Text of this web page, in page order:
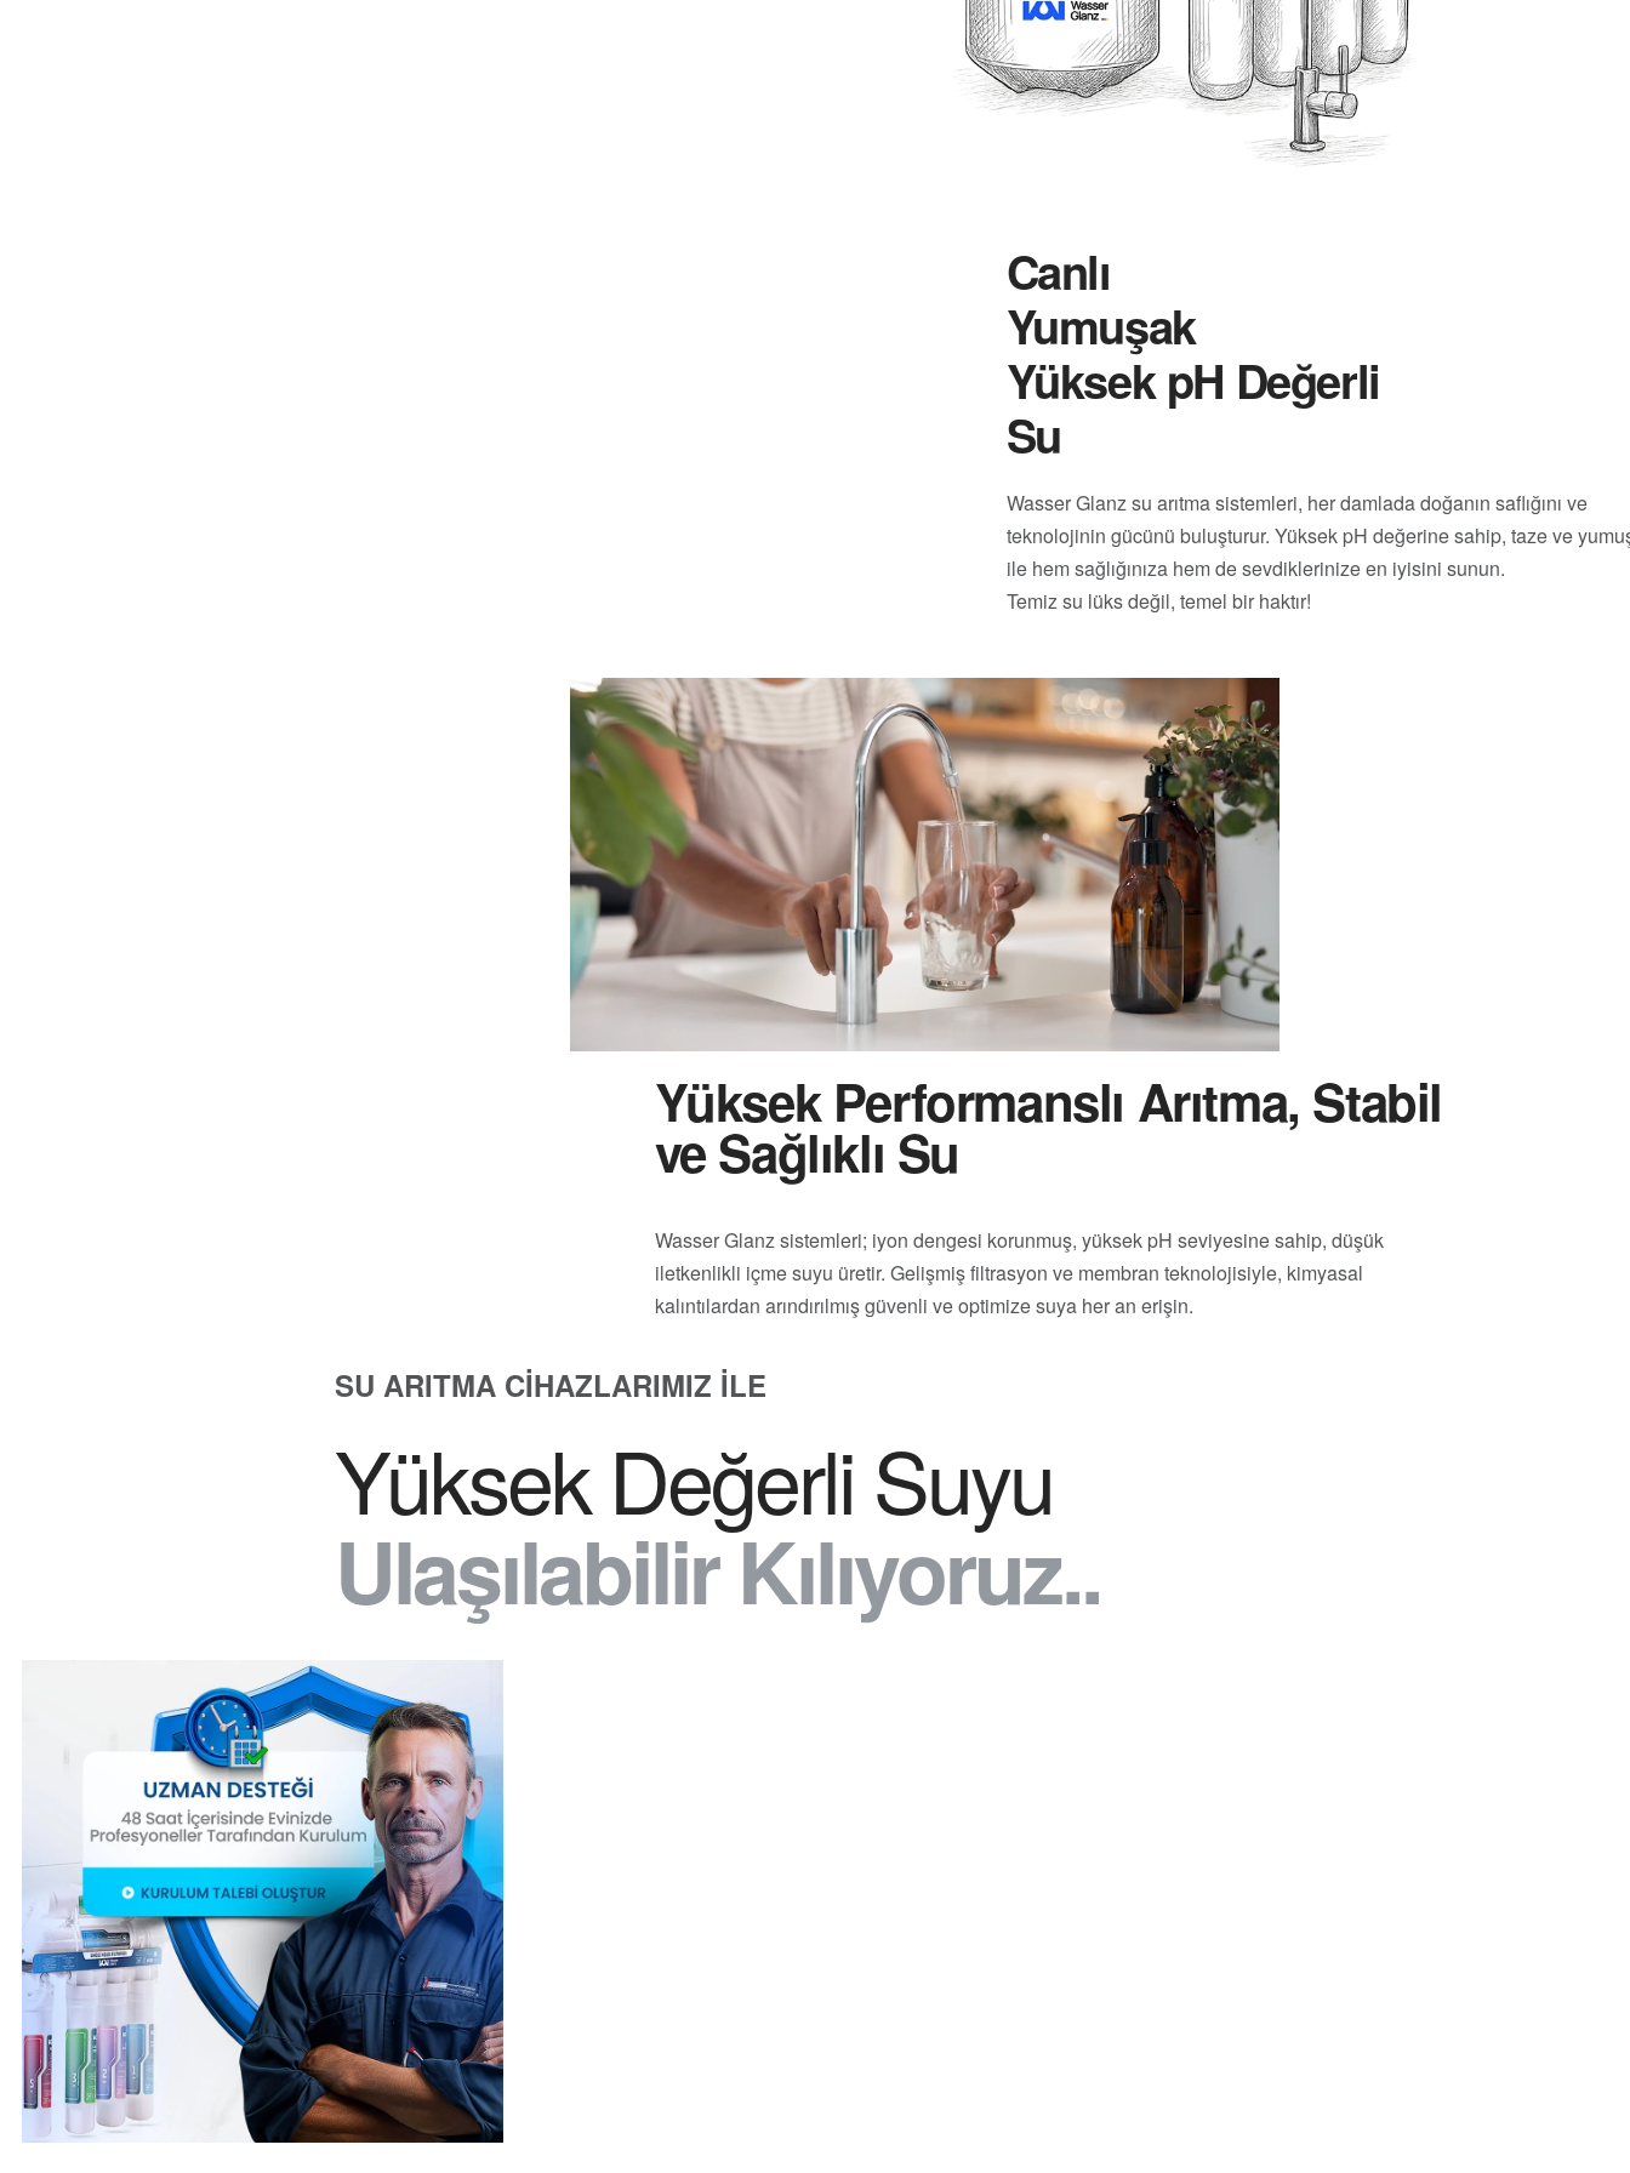
Canlı
Yumuşak
Yüksek pH Değerli
Su
Wasser Glanz su arıtma sistemleri, her damlada doğanın saflığını ve
teknolojinin gücünü buluşturur. Yüksek pH değerine sahip, taze ve
ile hem sağlığınıza hem de sevdiklerinize en iyisini sunun.
Temiz su lüks değil, temel bir haktır!
Yüksek Performanslı Arıtma, Stabil
ve Sağlıklı Su
Wasser Glanz sistemleri; iyon dengesi korunmuş, yüksek pH seviyesine sahip, düşük
iletkenlikli içme suyu üretir. Gelişmiş filtrasyon ve membran teknolojisiyle, kimyasal
kalıntılardan arındırılmış güvenli ve optimize suya her an erişin.
SU ARITMA CIHAZLARIMIZ ILE
Yüksek Değerli Suyu
Ulaşılabilir Kılıyoruz..